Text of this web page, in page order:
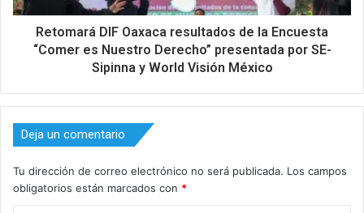
Retomará DIF Oaxaca resultados de la Encuesta
“Comer es Nuestro Derecho” presentada por SE-
Sipinna y World Visión México
Deja un comentario
Tu dirección de correo electrónico no será publicada. Los campos
obligatorios están marcados con *